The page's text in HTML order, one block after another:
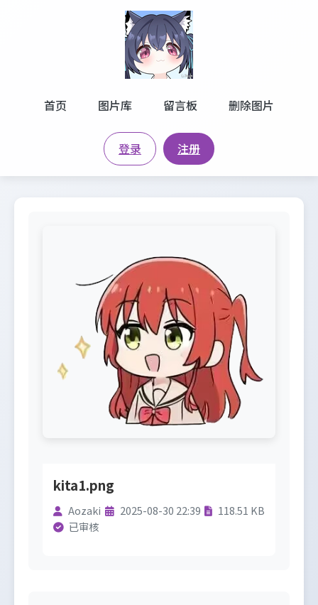
首页 图片库 留言板 删除图片
登录 注册
kita1.png
Aozaki 2025-08-30 22:39
118.51 KB
已审核